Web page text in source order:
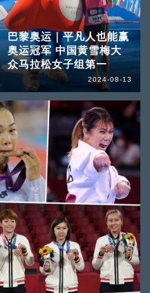
巴黎奥运｜平凡人也能赢
奥运冠军 中国黄雪梅大
众马拉松女子组第一
2024-08-13